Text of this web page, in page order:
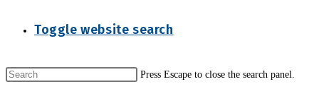
Toggle website search
Press Escape to close the search panel.